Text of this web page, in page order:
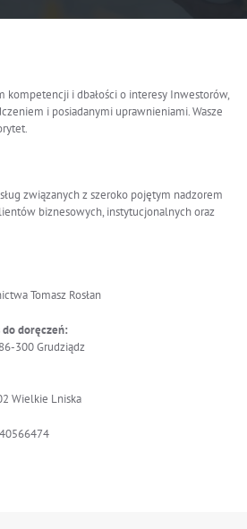
kompetencji i dbałości o interesy Inwestorów,
i posiadanymi uprawnieniami. Wasze
związanych z szeroko pojętym nadzorem
biznesowych, instytucjonalnych oraz
Tomasz Rosłan
doręczeń:
300 Grudziądz
Wielkie Lniska